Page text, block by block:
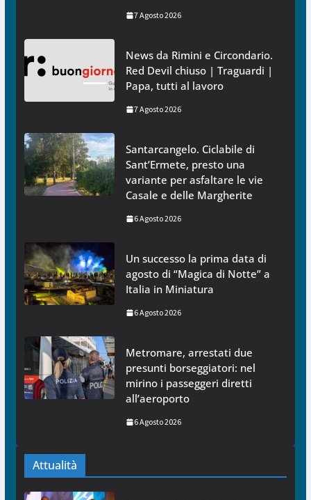
7 Agosto 2026
News da Rimini e Circondario.
Red Devil chiuso | Traguardi |
Papa, tutti al lavoro
7 Agosto 2026
Santarcangelo. Ciclabile di
Sant’Ermete, presto una
variante per asfaltare le vie
Casale e delle Margherite
6 Agosto 2026
Un successo la prima data di
agosto di “Magica di Notte” a
Italia in Miniatura
6 Agosto 2026
Metromare, arrestati due
presunti borseggiatori: nel
mirino i passeggeri diretti
all’aeroporto
6 Agosto 2026
Attualità